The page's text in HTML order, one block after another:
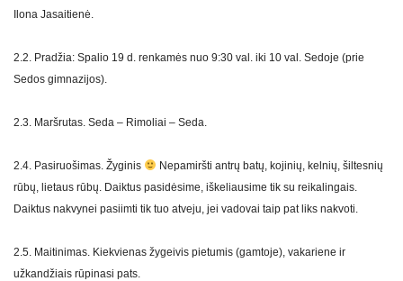
Ilona Jasaitienė.
2.2. Pradžia: Spalio 19 d. renkamės nuo 9:30 val. iki 10 val. Sedoje (prie
Sedos gimnazijos).
2.3. Maršrutas. Seda – Rimoliai – Seda.
2.4. Pasiruošimas. Žyginis
Nepamiršti antrų batų, kojinių, kelnių, šiltesnių
rūbų, lietaus rūbų. Daiktus pasidėsime, iškeliausime tik su reikalingais.
Daiktus nakvynei pasiimti tik tuo atveju, jei vadovai taip pat liks nakvoti.
2.5. Maitinimas. Kiekvienas žygeivis pietumis (gamtoje), vakariene ir
užkandžiais rūpinasi pats.